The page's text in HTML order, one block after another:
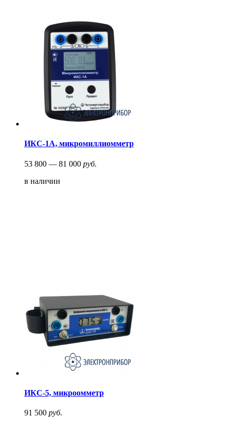
ИКС-1А, микромиллиомметр
53 800 — 81 000 руб.
в наличии
ИКС-5, микроомметр
91 500 руб.